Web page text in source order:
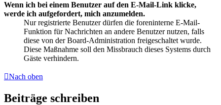
Wenn ich bei einem Benutzer auf den E-Mail-Link klicke,
werde ich aufgefordert, mich anzumelden.
Nur registrierte Benutzer dürfen die foreninterne E-Mail-
Funktion für Nachrichten an andere Benutzer nutzen, falls
diese von der Board-Administration freigeschaltet wurde.
Diese Maßnahme soll den Missbrauch dieses Systems durch
Gäste verhindern.
Nach oben
Beiträge schreiben